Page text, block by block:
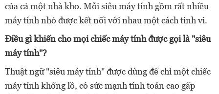
của cả một nhà kho. Mỗi siêu máy tính gồm rất nhiều
máy tính nhỏ được kết nối với nhau một cách tinh vi.
Điều gì khiến cho mọi chiếc máy tính được gọi là "siêu
máy tính"?
Thuật ngữ "siêu máy tính" được dùng để chỉ một chiếc
máy tính khổng lồ, có sức mạnh tính toán cao gấp